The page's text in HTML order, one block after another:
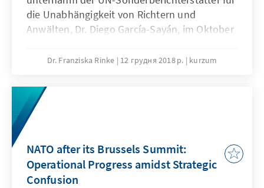
die Unabhängigkeit von Richtern und
Anwälten, Dr. Diego García-Sayán, im Oktober
von der polnischen Justizreform zu machen.
kommt zu dem Ergebnis, dass durch die
Justizreform die Unabhängigkeit der Justiz
und die Gewaltenteilung in Polen gefährdet
seines Berichts zusammen.
Dr. Franziska Rinke 12 грудня 2018 р. kurzum
NATO after its Brussels Summit:
Operational Progress amidst Strategic
Confusion